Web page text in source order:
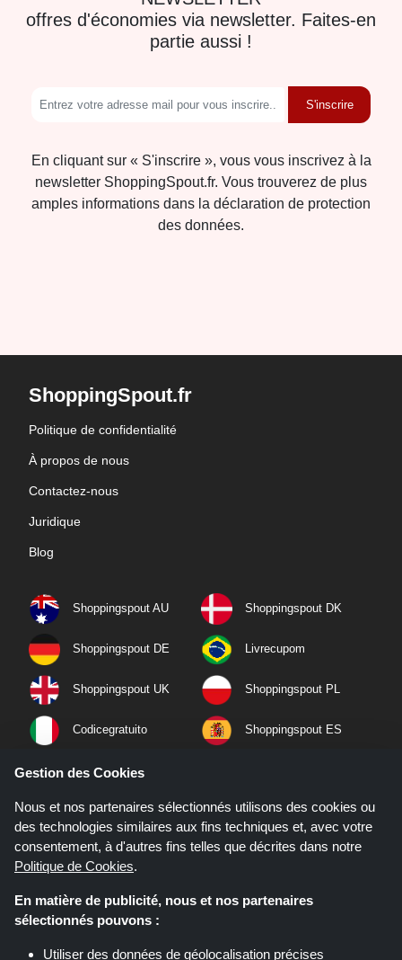
offres d'économies via newsletter. Faites-en
partie aussi !
S'inscrire
En cliquant sur « S'inscrire », vous vous inscrivez à la
newsletter ShoppingSpout.fr. Vous trouverez de plus
amples informations dans la déclaration de protection
des données.
ShoppingSpout.fr
Politique de confidentialité
À propos de nous
Contactez-nous
Juridique
Blog
Shoppingspout AU Shoppingspout DK
Shoppingspout DE Livrecupom
Shoppingspout UK Shoppingspout PL
Codicegratuito Shoppingspout ES
Shoppingspout NL
Shoppingspout PT Shoppingspout NO
Gestion des Cookies
Nous et nos partenaires sélectionnés utilisons des cookies ou
des technologies similaires aux fins techniques et, avec votre
consentement, à d'autres fins telles que décrites dans notre
Politique de Cookies.
En matière de publicité, nous et nos partenaires
sélectionnés pouvons :
Utiliser des données de géolocalisation précises